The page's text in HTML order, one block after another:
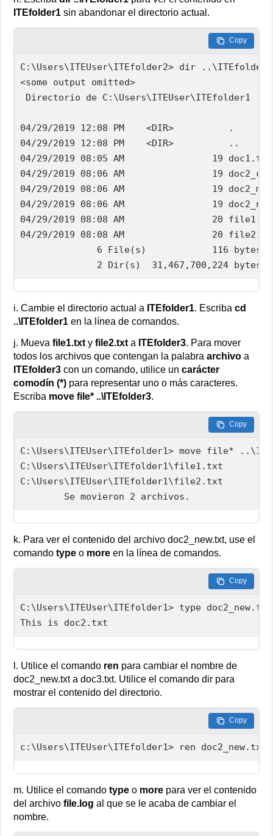
ITEfolder1 sin abandonar el directorio actual.
Copy
C:\Users\ITEUser\ITEfolder2> dir ..\ITEfolder1
<some output omitted>
Directorio de C:\Users\ITEUser\ITEfolder1
04/29/2019 12:08 PM    <DIR>          .
04/29/2019 12:08 PM    <DIR>          ..
04/29/2019 08:05 AM                19 doc1.txt
04/29/2019 08:06 AM                19
04/29/2019 08:06 AM                19
04/29/2019 08:06 AM                19
04/29/2019 08:08 AM                20
04/29/2019 08:08 AM                20
              6 File(s)            116 bytes
2 Dir(s)  31,467,700,224 bytes
i. Cambie el directorio actual a ITEfolder1. Escribacd
..\ITEfolder1 en la línea de comandos.
j. Muevafile1.txt yfile2.txt a ITEfolder3. Para mover
todos los archivos que contengan la palabraarchivo a
ITEfolder3 con un comando, utilice uncarácter
comodín (*) para representar uno o más caracteres.
Escriba move file* ..\ITEfolder3.
Copy
C:\Users\ITEUser\ITEfolder1> move file*
C:\Users\ITEUser\ITEfolder1\file1.txt
C:\Users\ITEUser\ITEfolder1\file2.txt
        Se movieron 2 archivos.
k. Para ver el contenido del archivo doc2_new.txt, use el
comandotype o more en la línea de comandos.
Copy
C:\Users\ITEUser\ITEfolder1> type doc2_new.txt
This is doc2.txt
l. Utilice el comando ren para cambiar el nombre de
doc2_new.txt a doc3.txt. Utilice el comando dir para
mostrar el contenido del directorio.
Copy
c:\Users\ITEUser\ITEfolder1> ren
m. Utilice el comandotype o more para ver el contenido
del archivofile.log al que se le acaba de cambiar el
nombre.